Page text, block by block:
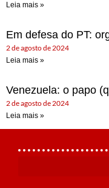
Leia mais »
Em defesa do PT:
2 de agosto de 2024
Leia mais »
Venezuela: o papo
2 de agosto de 2024
Leia mais »